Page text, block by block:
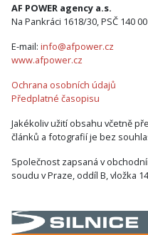
AF POWER agency a.s.
Na Pankráci 1618/30, PSČ 140
E-mail: info@afpower.cz
www.afpower.cz
Ochrana osobních údajů
Předplatné časopisu
Jakékoliv užití obsahu včetně
článků a fotografií je bez
Společnost zapsaná v
soudu v Praze, oddíl B, vložka